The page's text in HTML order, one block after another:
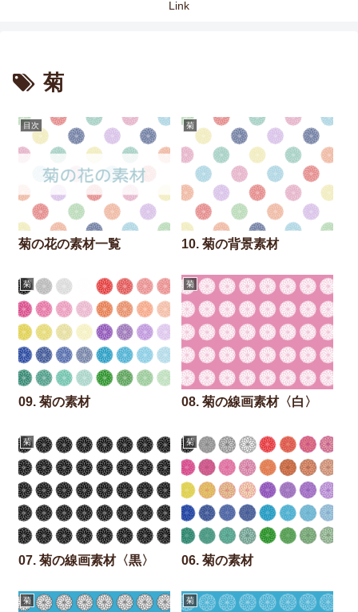
Link
菊
目次
菊の花の素材一覧
菊
10. 菊の背景素材
菊
09. 菊の素材
菊
08. 菊の線画素材〈白〉
菊
07. 菊の線画素材〈黒〉
菊
06. 菊の素材
菊 菊